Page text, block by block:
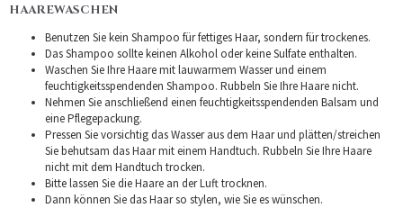
HAAREWASCHEN
Benutzen Sie kein Shampoo für fettiges Haar, sondern für trockenes.
Das Shampoo sollte keinen Alkohol oder keine Sulfate enthalten.
Waschen Sie Ihre Haare mit lauwarmem Wasser und einem
feuchtigkeitsspendenden Shampoo. Rubbeln Sie Ihre Haare nicht.
Nehmen Sie anschließend einen feuchtigkeitsspendenden Balsam und
eine Pflegepackung.
Pressen Sie vorsichtig das Wasser aus dem Haar und plätten/streichen
Sie behutsam das Haar mit einem Handtuch. Rubbeln Sie Ihre Haare
nicht mit dem Handtuch trocken.
Bitte lassen Sie die Haare an der Luft trocknen.
Dann können Sie das Haar so stylen, wie Sie es wünschen.